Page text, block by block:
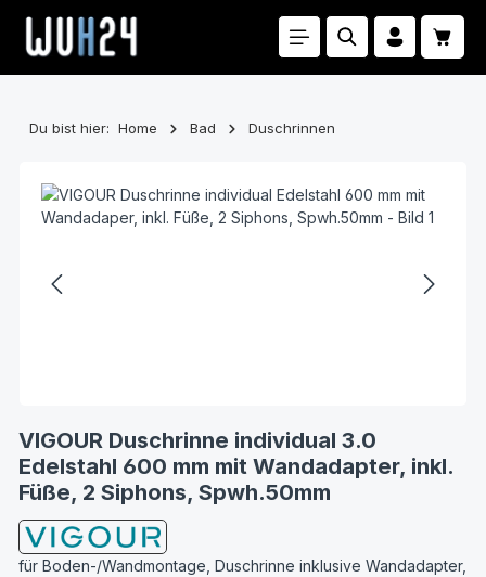
Zum Hauptinhalt springen
Du bist hier: Home Bad Duschrinnen
VIGOUR Duschrinne individual 3.0
Edelstahl 600 mm mit Wandadapter, inkl.
Füße, 2 Siphons, Spwh.50mm
für Boden-/Wandmontage, Duschrinne inklusive Wandadapter,